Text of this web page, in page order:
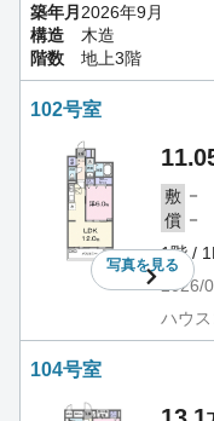
築年月 2026年9月
構造
木造
階数
地上3階
102号室
写真を見る
敷 －
償 －
1階 /
2026/
ハウ
104号室